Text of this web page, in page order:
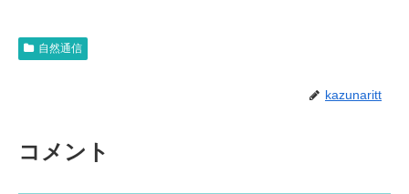
自然通信
kazunaritt
コメント